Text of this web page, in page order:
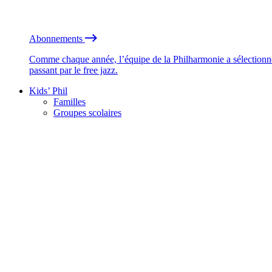
Abonnements
Comme chaque année, l’équipe de la Philharmonie a
passant par le free jazz.
Kids’ Phil
Familles
Groupes scolaires